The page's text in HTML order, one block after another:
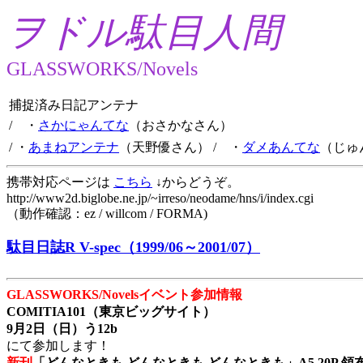
ヲドル駄目人間
GLASSWORKS/Novels
捕捉済み日記アンテナ
/ ・ さかにゃんてな （おさかなさん）
/ ・ あまねアンテナ （天野優さん） / ・ ダメあんてな （じ
携帯対応ページは こちら ↓からどうぞ。
http://www2d.biglobe.ne.jp/~irreso/neodame/hns/i/index.cgi
（動作確認：ez / willcom / FORMA)
駄目日誌R V-spec（1999/06～2001/07）
GLASSWORKS/Novelsイベント参加情報
COMITIA101（東京ビッグサイト）
9月2日（日）う12b
にて参加します！